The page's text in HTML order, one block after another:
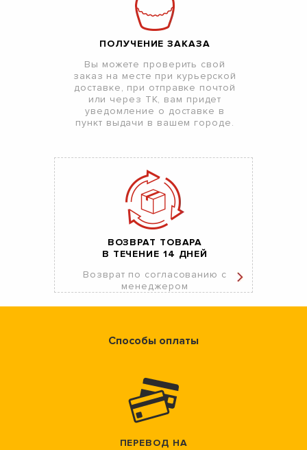
ПОЛУЧЕНИЕ ЗАКАЗА
Вы можете проверить свой
заказ на месте при курьерской
доставке, при отправке почтой
или через ТК, вам придет
уведомление о доставке в
пункт выдачи в вашем городе.
ВОЗВРАТ ТОВАРА
В ТЕЧЕНИЕ 14 ДНЕЙ
Возврат по согласованию с
менеджером
Способы оплаты
ПЕРЕВОД НА